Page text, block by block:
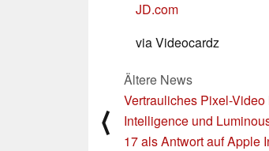
JD.com
via Videocardz
⟨
Ältere News
Vertrauliches Pixel-Video
Intelligence und
17 als Antwort auf Apple